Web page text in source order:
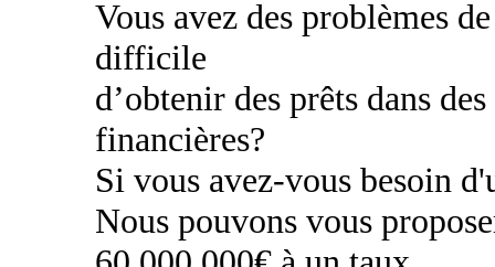
Vous avez des problèmes
difficile
d’obtenir des prêts dans
financières?
Si vous avez-vous besoin
Nous pouvons vous